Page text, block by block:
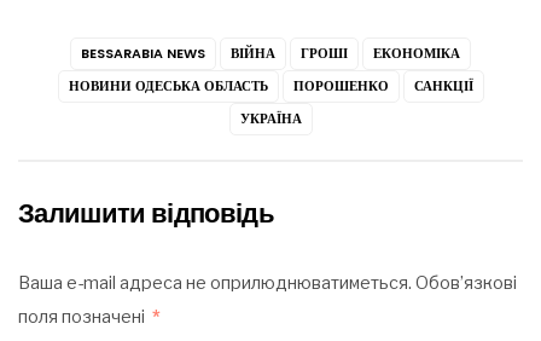
BESSARABIA NEWS ВІЙНА ГРОШІ
ЕКОНОМІКА
НОВИНИ ОДЕСЬКА ОБЛАСТЬ
ПОРОШЕНКО
САНКЦІЇ
УКРАЇНА
Залишити відповідь
Ваша e-mail адреса не оприлюднюватиметься. Обов’язкові
поля позначені *